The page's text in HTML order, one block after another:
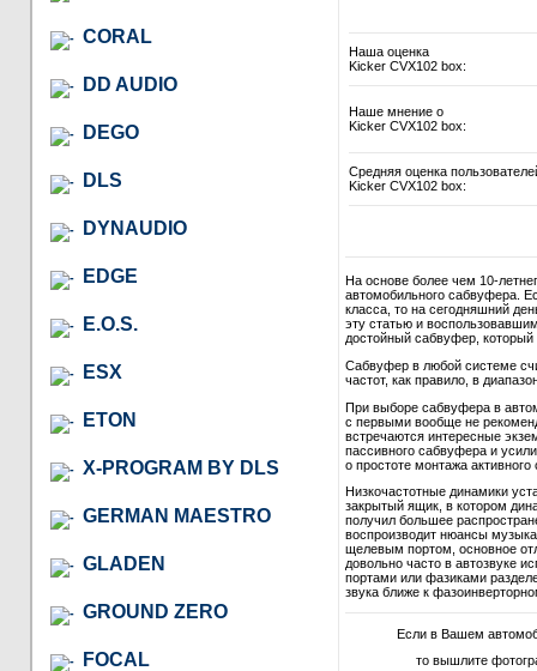
CORAL
DD AUDIO
DEGO
DLS
DYNAUDIO
EDGE
E.O.S.
ESX
ETON
X-PROGRAM BY DLS
GERMAN MAESTRO
GLADEN
GROUND ZERO
FOCAL
Наша оценка
Kicker CVX102 box:
Наше мнение о
Kicker CVX102 box:
Средняя оценка
Kicker CVX102 box:
На основе более чем 10-
автомобильного сабвуфера.
класса, то на сегодняшний
эту статью и
достойный сабвуфер, который
Сабвуфер в любой системе
частот, как правило, в
При выборе сабвуфера в
с первыми вообще не
встречаются интересные
пассивного сабвуфера и
о простоте монтажа
Низкочастотные динамики
закрытый ящик, в котором
получил большее
воспроизводит нюансы
щелевым портом, основное
довольно часто в автозвуке
портами или фазиками
звука ближе к
Если в Вашем
то вышлите